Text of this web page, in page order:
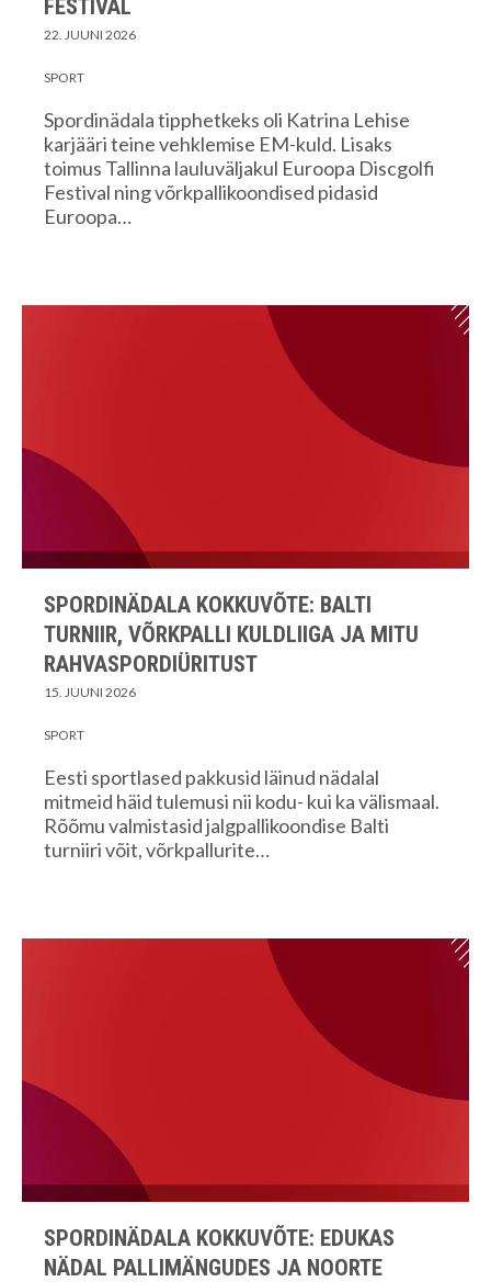
FESTIVAL
22. JUUNI 2026
SPORT
Spordinädala tipphetkeks oli Katrina Lehise
karjääri teine vehklemise EM-kuld. Lisaks
toimus Tallinna lauluväljakul Euroopa Discgolfi
Festival ning võrkpallikoondised pidasid
Euroopa…
SPORDINÄDALA KOKKUVÕTE: BALTI
TURNIIR, VÕRKPALLI KULDLIIGA JA MITU
RAHVASPORDIÜRITUST
15. JUUNI 2026
SPORT
Eesti sportlased pakkusid läinud nädalal
mitmeid häid tulemusi nii kodu- kui ka välismaal.
Rõõmu valmistasid jalgpallikoondise Balti
turniiri võit, võrkpallurite…
SPORDINÄDALA KOKKUVÕTE: EDUKAS
NÄDAL PALLIMÄNGUDES JA NOORTE